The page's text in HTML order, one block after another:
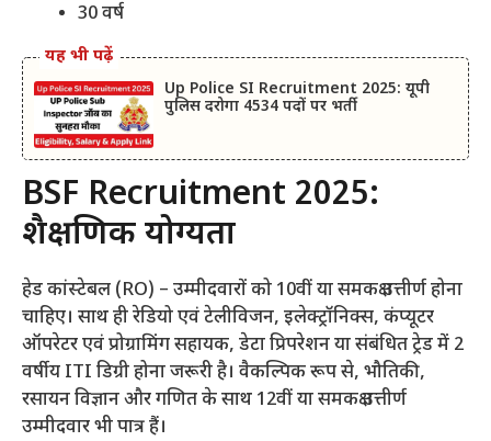
30 वर्ष
यह भी पढ़ें
Up Police SI Recruitment 2025: यूपी
पुलिस दरोगा 4534 पदों पर भर्ती
BSF Recruitment 2025:
शैक्षणिक योग्यता
हेड कांस्टेबल (RO) – उम्मीदवारों को 10वीं या समकक्ष उत्तीर्ण होना
चाहिए। साथ ही रेडियो एवं टेलीविजन, इलेक्ट्रॉनिक्स, कंप्यूटर
ऑपरेटर एवं प्रोग्रामिंग सहायक, डेटा प्रिपरेशन या संबंधित ट्रेड में 2
वर्षीय ITI डिग्री होना जरूरी है। वैकल्पिक रूप से, भौतिकी,
रसायन विज्ञान और गणित के साथ 12वीं या समकक्ष उत्तीर्ण
उम्मीदवार भी पात्र हैं।